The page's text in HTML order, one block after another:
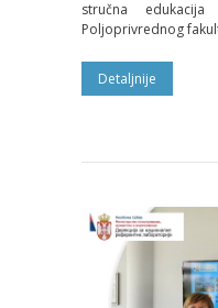
stručna
Poljoprivrednog
Detaljnije